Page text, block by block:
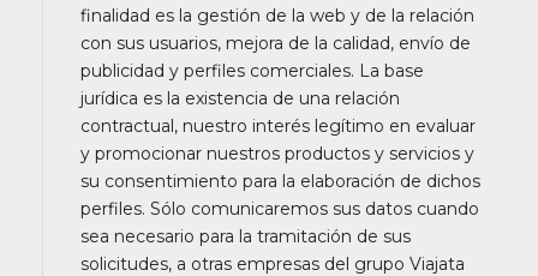
finalidad es la gestión de la web y de la relación
con sus usuarios, mejora de la calidad, envío de
publicidad y perfiles comerciales. La base
jurídica es la existencia de una relación
contractual, nuestro interés legítimo en evaluar
y promocionar nuestros productos y servicios y
su consentimiento para la elaboración de dichos
perfiles. Sólo comunicaremos sus datos cuando
sea necesario para la tramitación de sus
solicitudes, a otras empresas del grupo Viajata